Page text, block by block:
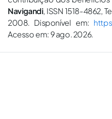
Navigandi, ISSN 1518-4862,
2008. Disponível em:
Acesso em: 9 ago. 2026.